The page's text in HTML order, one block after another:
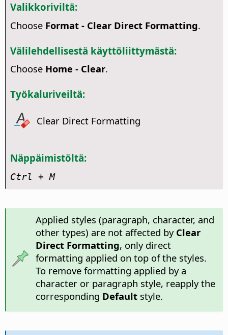
Valikkoriviltä:
Choose Format - Clear Direct Formatting.
Välilehdellisestä käyttöliittymästä:
Choose Home - Clear.
Työkaluriveiltä:
Clear Direct Formatting
Näppäimistöltä:
Ctrl + M
Applied styles (paragraph, character, and
other types) are not affected by Clear
Direct Formatting, only direct
formatting applied on top of the styles.
To remove formatting applied by a
character or paragraph style, reapply the
corresponding Defaultstyle.